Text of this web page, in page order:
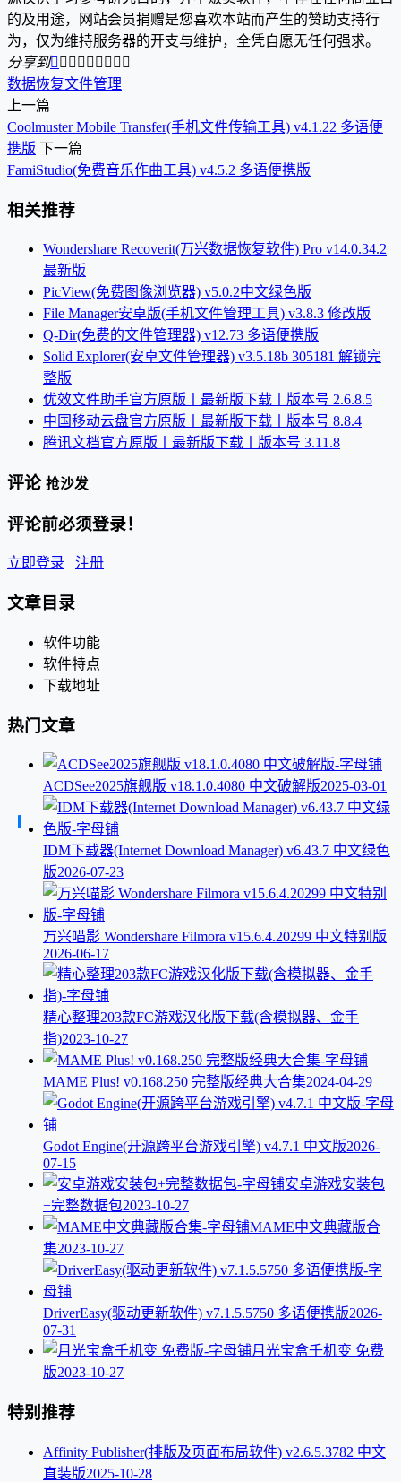
的及用途，网站会员捐赠是您喜欢本站而产生的赞助支持行
为，仅为维持服务器的开支与维护，全凭自愿无任何强求。
分享到        
数据恢复文件管理
上一篇
Coolmuster Mobile Transfer(手机文件传输工具) v4.1.22 多语便
携版 下一篇
FamiStudio(免费音乐作曲工具) v4.5.2 多语便携版
相关推荐
Wondershare Recoverit(万兴数据恢复软件) Pro v14.0.34.2
最新版
PicView(免费图像浏览器) v5.0.2中文绿色版
File Manager安卓版(手机文件管理工具) v3.8.3 修改版
Q-Dir(免费的文件管理器) v12.73 多语便携版
Solid Explorer(安卓文件管理器) v3.5.18b 305181 解锁完
整版
优效文件助手官方原版丨最新版下载丨版本号 2.6.8.5
中国移动云盘官方原版丨最新版下载丨版本号 8.8.4
腾讯文档官方原版丨最新版下载丨版本号 3.11.8
评论 抢沙发
评论前必须登录！
立即登录 注册
文章目录
软件功能
软件特点
下载地址
热门文章
ACDSee2025旗舰版 v18.1.0.4080 中文破解版2025-03-01
IDM下载器(Internet Download Manager) v6.43.7 中文绿色
版2026-07-23
万兴喵影 Wondershare Filmora v15.6.4.20299 中文特别版
2026-06-17
精心整理203款FC游戏汉化版下载(含模拟器、金手
指)2023-10-27
MAME Plus! v0.168.250 完整版经典大合集2024-04-29
Godot Engine(开源跨平台游戏引擎) v4.7.1 中文版2026-
07-15
安卓游戏安装包
+完整数据包2023-10-27
MAME中文典藏版合
集2023-10-27
DriverEasy(驱动更新软件) v7.1.5.5750 多语便携版2026-
07-31
月光宝盒千机变 免费
版2023-10-27
特别推荐
Affinity Publisher(排版及页面布局软件) v2.6.5.3782 中文
直装版2025-10-28